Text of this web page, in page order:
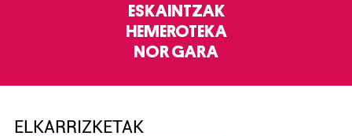
ESKAINTZAK
HEMEROTEKA
NOR GARA
ELKARRIZKETAK